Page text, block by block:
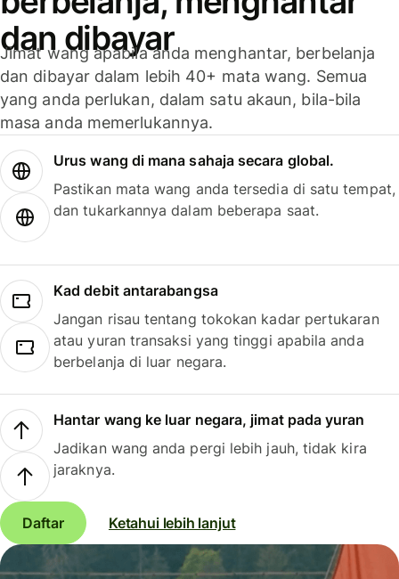
dan dibayar
Jimat wang apabila anda menghantar, berbelanja
dan dibayar dalam lebih 40+ mata wang. Semua
yang anda perlukan, dalam satu akaun, bila-bila
masa anda memerlukannya.
Urus wang di mana sahaja secara global.
Pastikan mata wang anda tersedia di satu tempat,
dan tukarkannya dalam beberapa saat.
Kad debit antarabangsa
Jangan risau tentang tokokan kadar pertukaran
atau yuran transaksi yang tinggi apabila anda
berbelanja di luar negara.
Hantar wang ke luar negara, jimat pada yuran
Jadikan wang anda pergi lebih jauh, tidak kira
jaraknya.
Daftar Ketahui lebih lanjut